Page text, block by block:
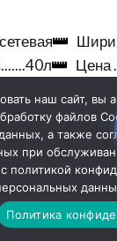
Цена
наш сайт, вы
файлов
а также
при
политикой
Политика